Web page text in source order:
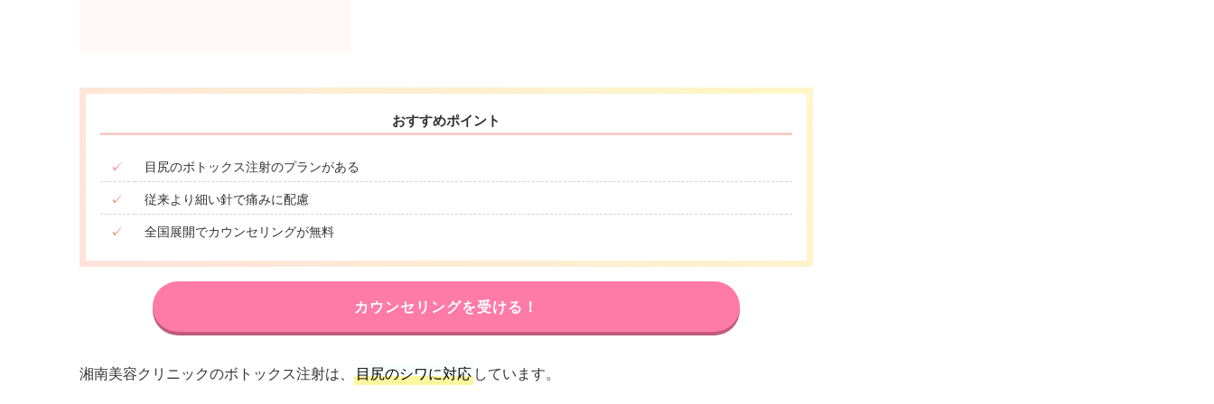
おすすめポイント
✓
目尻のボトックス注射のプランがある
✓
従来より細い針で痛みに配慮
✓
全国展開でカウンセリングが無料
カウンセリングを受ける！
湘南美容クリニックのボトックス注射は、 目尻のシワに対応 しています。